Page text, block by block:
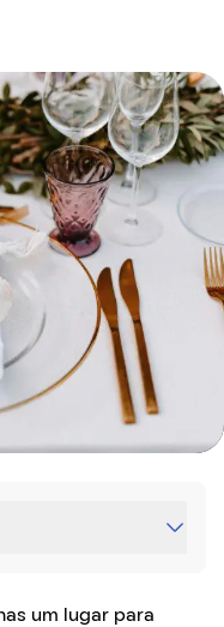
um lugar para